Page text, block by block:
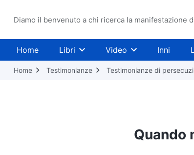
Diamo il benvenuto a chi ricerca la manifestazione
Home Libri Video Inni
Home Testimonianze Testimonianze di
Quando